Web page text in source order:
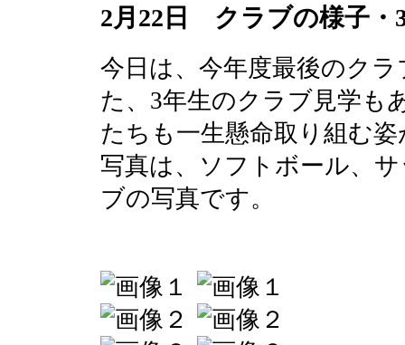
2月22日 クラブの様子
今日は、今年度最後のク
た、3年生のクラブ見学も
たちも一生懸命取り組む
写真は、ソフトボール、
ブの写真です。